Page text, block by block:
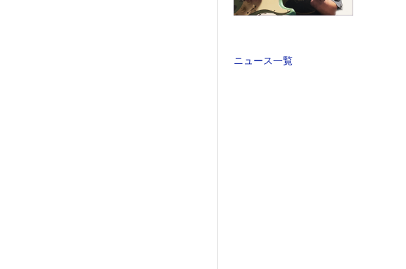
ニュース一覧